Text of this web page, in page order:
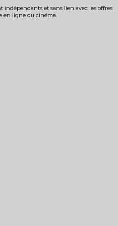
indépendants et sans lien avec les offres
en ligne du cinéma.